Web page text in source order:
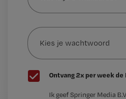
je
mailadres?
Kies
je
wachtwoord
G
e
Ontvang 2x per week
Ik geef Springer Media